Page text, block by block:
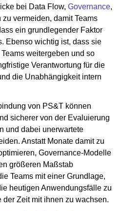
bei Data Flow, Governance,
vermeiden, damit Teams
ein grundlegender Faktor
Ebenso wichtig ist, dass sie
weitergeben und so
Verantwortung für die
die Unabhängigkeit intern
von PS&T können
sicherer von der Evaluierung
und dabei unerwartete
Anstatt Monate damit zu
Governance-Modelle
größeren Maßstab
Teams mit einer Grundlage,
heutigen Anwendungsfälle zu
der Zeit mit ihnen zu wachsen.